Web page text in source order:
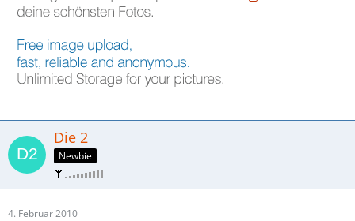
Die 2
Newbie
4. Februar 2010